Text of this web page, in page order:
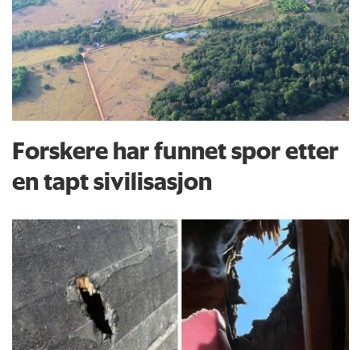
Forskere har funnet spor etter
en tapt sivilisasjon